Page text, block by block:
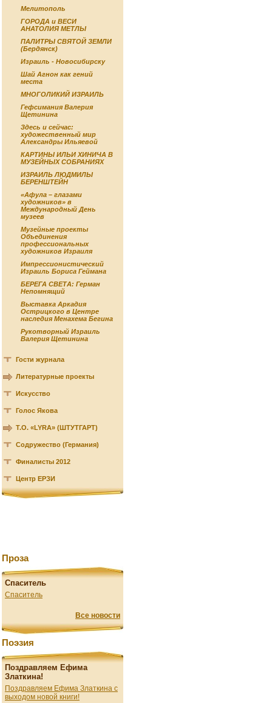
Мелитополь
ГОРОДА и ВЕСИ
АНАТОЛИЯ МЕТЛЫ
ПАЛИТРЫ СВЯТОЙ ЗЕМЛИ
(Бердянск)
Израиль - Новосибирску
Шай Агнон как гений
места
МНОГОЛИКИЙ ИЗРАИЛЬ
Гефсимания Валерия
Щетинина
Здесь и сейчас:
художественный мир
Александры Ильяевой
КАРТИНЫ ИЛЬИ ХИНИЧА В
МУЗЕЙНЫХ СОБРАНИЯХ
ИЗРАИЛЬ ЛЮДМИЛЫ
БЕРЕНШТЕЙН
«Афула – глазами
художников» в
Международный День
музеев
Музейные проекты
Объединения
профессиональных
художников Израиля
Импрессионистический
Израиль Бориса Геймана
БЕРЕГА СВЕТА: Герман
Непомнящий
Выставка Аркадия
Острицкого в Центре
наследия Менахема Бегина
Рукотворный Израиль
Валерия Щетинина
Гости журнала
Литературные проекты
Искусство
Голос Якова
Т.О. «LYRA» (ШТУТГАРТ)
Содружество (Германия)
Финалисты 2012
Центр ЕРЗИ
Проза
Спаситель
Спаситель
Все новости
Поэзия
Поздравляем Ефима
Златкина!
Поздравляем Ефима Златкина с
выходом новой книги!